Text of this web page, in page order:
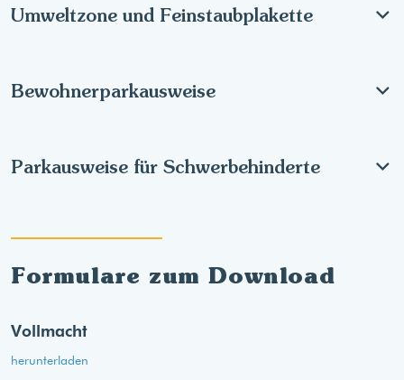
Umweltzone und Feinstaubplakette
Bewohnerparkausweise
Parkausweise für Schwerbehinderte
Formulare zum Download
Vollmacht
herunterladen